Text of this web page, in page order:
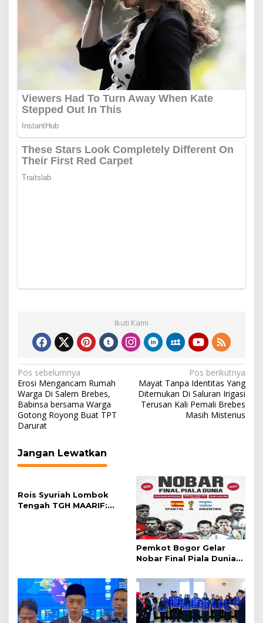
Ikuti Kami
Navigasi
pos
Pos sebelumnya
Erosi Mengancam Rumah
Warga Di Salem Brebes,
Babinsa bersama Warga
Gotong Royong Buat TPT
Darurat
Pos berikutnya
Mayat Tanpa Identitas Yang
Ditemukan Di Saluran Irigasi
Terusan Kali Pemali Brebes
Masih Misterius
Jangan Lewatkan
Rois Syuriah Lombok
Tengah TGH MAARIF:
Pemkot Bogor Gelar
Nobar Final Piala Dunia